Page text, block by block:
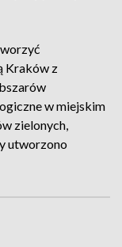
Kraków z
w miejskim
zielonych,
utworzono